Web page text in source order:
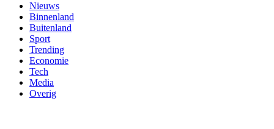
Nieuws
Binnenland
Buitenland
Sport
Trending
Economie
Tech
Media
Overig